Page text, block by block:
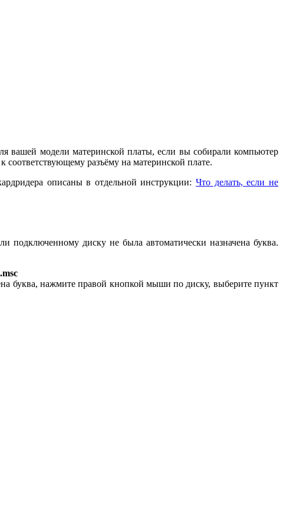
вашей модели материнской платы, если вы собирали компьютер
разъёму на материнской плате.
описаны в отдельной инструкции:Что делать, если не
подключенному диску не была автоматически назначена буква.
буква, нажмите правой кнопкой мыши по диску, выберите пункт